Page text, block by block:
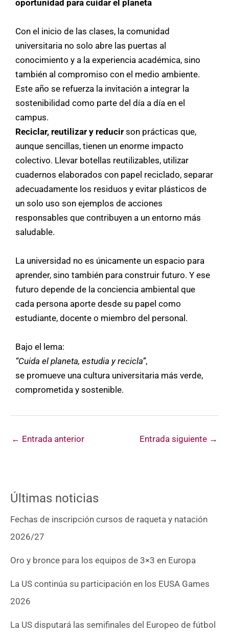
oportunidad para cuidar el planeta
Con el inicio de las clases, la comunidad
universitaria no solo abre las puertas al
conocimiento y a la experiencia académica, sino
también al compromiso con el medio ambiente.
Este año se refuerza la invitación a integrar la
sostenibilidad como parte del día a día en el
campus.
Reciclar, reutilizar y reducir son prácticas que,
aunque sencillas, tienen un enorme impacto
colectivo. Llevar botellas reutilizables, utilizar
cuadernos elaborados con papel reciclado, separar
adecuadamente los residuos y evitar plásticos de
un solo uso son ejemplos de acciones
responsables que contribuyen a un entorno más
saludable.
La universidad no es únicamente un espacio para
aprender, sino también para construir futuro. Y ese
futuro depende de la conciencia ambiental que
cada persona aporte desde su papel como
estudiante, docente o miembro del personal.
Bajo el lema:
“Cuida el planeta, estudia y recicla”,
se promueve una cultura universitaria más verde,
comprometida y sostenible.
← Entrada anterior Entrada siguiente →
Últimas noticias
Fechas de inscripción cursos de raqueta y natación
2026/27
Oro y bronce para los equipos de 3×3 en Europa
La US continúa su participación en los EUSA Games
2026
La US disputará las semifinales del Europeo de fútbol